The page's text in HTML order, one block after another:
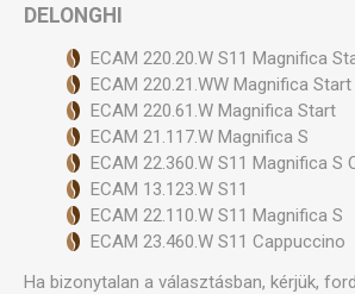
DELONGHI
ECAM 220.20.W S11 Magnifica
ECAM 220.21.WW Magnifica Start
ECAM 220.61.W Magnifica Start
ECAM 21.117.W Magnifica S
ECAM 22.360.W S11 Magnifica S
ECAM 13.123.W S11
ECAM 22.110.W S11 Magnifica S
ECAM 23.460.W S11 Cappuccino
Ha bizonytalan a választásban, kérjük,